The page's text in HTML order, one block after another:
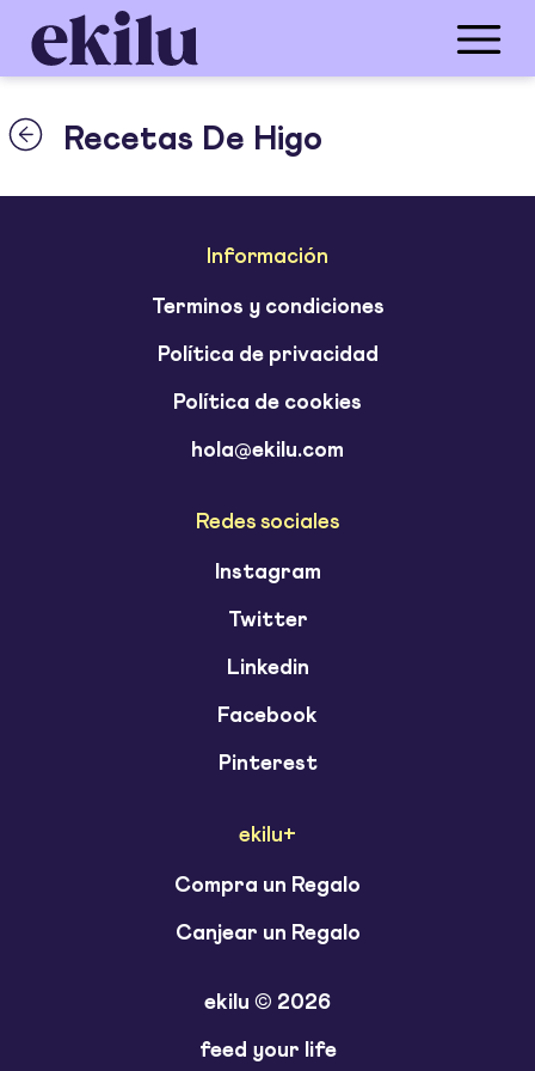
Recetas De Higo
Información
Terminos y condiciones
Política de privacidad
Política de cookies
hola@ekilu.com
Redes sociales
Instagram
Twitter
Linkedin
Facebook
Pinterest
ekilu+
Compra un Regalo
Canjear un Regalo
ekilu © 2026
feed your life